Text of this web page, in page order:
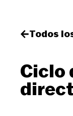
Todos
Ciclo